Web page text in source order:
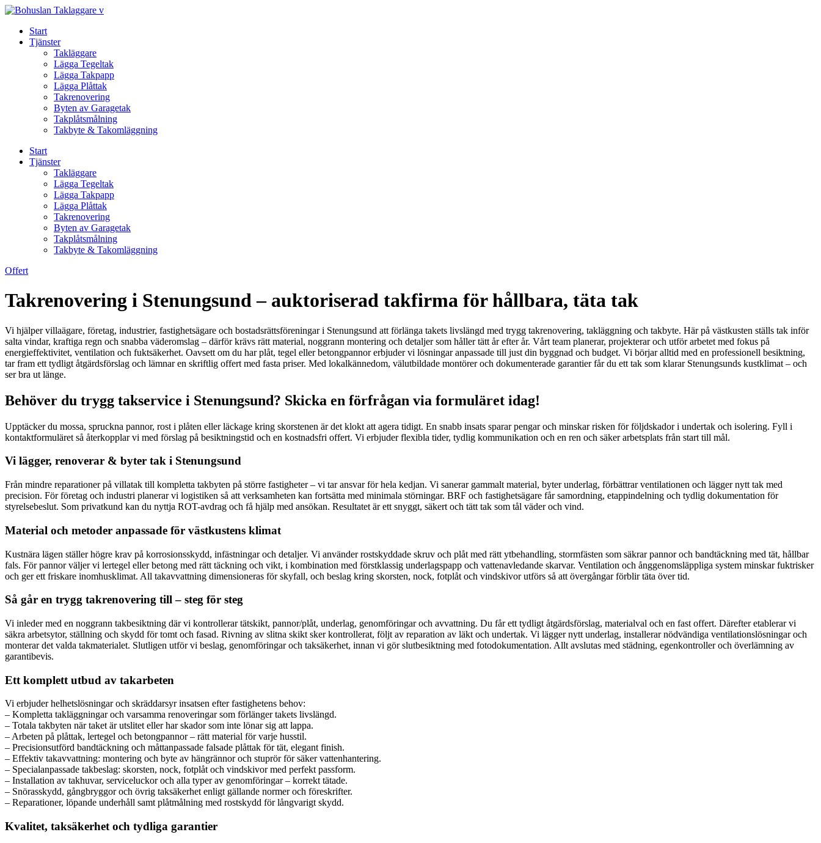
Skip
contentStart
Tjänster
Takläggare
Lägga Tegeltak
Lägga Takpapp
Lägga Plåttak
Takrenovering
Byten av Garagetak
Takplåtsmålning
Takbyte & Takomläggning
Start
Tjänster
Takläggare
Lägga Tegeltak
Lägga Takpapp
Lägga Plåttak
Takrenovering
Byten av Garagetak
Takplåtsmålning
Takbyte & Takomläggning
Offert
Takrenovering i Stenungsund – auktoriserad takfirma för hållbara, täta tak
Vi hjälper villaägare, företag, industrier, fastighetsägare och bostadsrättsföreningar i Stenungsund att förlänga takets livslängd med trygg takrenovering, takläggning och takbyte. Här på västkusten ställs tak inför
salta vindar, kraftiga regn och snabba väderomslag – därför krävs rätt material, noggrann montering och detaljer som håller tätt år efter år. Vårt team planerar, projekterar och utför arbetet med fokus på
energieffektivitet, ventilation och fuktsäkerhet. Oavsett om du har plåt, tegel eller betongpannor erbjuder vi lösningar anpassade till just din byggnad och budget. Vi börjar alltid med en professionell besiktning,
tar fram ett tydligt åtgärdsförslag och lämnar en skriftlig offert med fasta priser. Med lokalkännedom, välutbildade montörer och dokumenterade garantier får du ett tak som klarar Stenungsunds kustklimat – och
ser bra ut länge.
Behöver du trygg takservice i Stenungsund? Skicka en förfrågan via formuläret idag!
Upptäcker du mossa, spruckna pannor, rost i plåten eller läckage kring skorstenen är det klokt att agera tidigt. En snabb insats sparar pengar och minskar risken för följdskador i undertak och isolering. Fyll i
kontaktformuläret så återkopplar vi med förslag på besiktningstid och en kostnadsfri offert. Vi erbjuder flexibla tider, tydlig kommunikation och en ren och säker arbetsplats från start till mål.
Vi lägger, renoverar & byter tak i Stenungsund
Från mindre reparationer på villatak till kompletta takbyten på större fastigheter – vi tar ansvar för hela kedjan. Vi sanerar gammalt material, byter underlag, förbättrar ventilationen och lägger nytt tak med
precision. För företag och industri planerar vi logistiken så att verksamheten kan fortsätta med minimala störningar. BRF och fastighetsägare får samordning, etappindelning och tydlig dokumentation för
styrelsebeslut. Som privatkund kan du nyttja ROT-avdrag och få hjälp med ansökan. Resultatet är ett snyggt, säkert och tätt tak som tål väder och vind.
Material och metoder anpassade för västkustens klimat
Kustnära lägen ställer högre krav på korrosionsskydd, infästningar och detaljer. Vi använder rostskyddade skruv och plåt med rätt ytbehandling, stormfästen som säkrar pannor och bandtäckning med tät, hållbar
fals. För pannor väljer vi lertegel eller betong med rätt täckning och vikt, i kombination med förstklassig underlagspapp och vattenavledande skarvar. Ventilation och ånggenomsläppliga system minskar fuktrisker
och ger ett friskare inomhusklimat. All takavvattning dimensioneras för skyfall, och beslag kring skorsten, nock, fotplåt och vindskivor utförs så att övergångar förblir täta över tid.
Så går en trygg takrenovering till – steg för steg
Vi inleder med en noggrann takbesiktning där vi kontrollerar tätskikt, pannor/plåt, underlag, genomföringar och avvattning. Du får ett tydligt åtgärdsförslag, materialval och en fast offert. Därefter etablerar vi
säkra arbetsytor, ställning och skydd för tomt och fasad. Rivning av slitna skikt sker kontrollerat, följt av reparation av läkt och undertak. Vi lägger nytt underlag, installerar nödvändiga ventilationslösningar och
monterar det valda takmaterialet. Slutligen utför vi beslag, genomföringar och taksäkerhet, innan vi gör slutbesiktning med fotodokumentation. Allt avslutas med städning, egenkontroller och överlämning av
garantibevis.
Ett komplett utbud av takarbeten
Vi erbjuder helhetslösningar och skräddarsyr insatsen efter fastighetens behov:
– Kompletta takläggningar och varsamma renoveringar som förlänger takets livslängd.
– Totala takbyten när taket är utslitet eller har skador som inte lönar sig att lappa.
– Arbeten på plåttak, lertegel och betongpannor – rätt material för varje husstil.
– Precisionsutförd bandtäckning och måttanpassade falsade plåttak för tät, elegant finish.
– Effektiv takavvattning: montering och byte av hängrännor och stuprör för säker vattenhantering.
– Specialanpassade takbeslag: skorsten, nock, fotplåt och vindskivor med perfekt passform.
– Installation av takhuvar, serviceluckor och alla typer av genomföringar – korrekt tätade.
– Snörasskydd, gångbryggor och övrig taksäkerhet enligt gällande normer och föreskrifter.
– Reparationer, löpande underhåll samt plåtmålning med rostskydd för långvarigt skydd.
Kvalitet, taksäkerhet och tydliga garantier